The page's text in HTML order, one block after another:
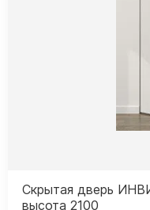
Скрытая дверь
высота 2100